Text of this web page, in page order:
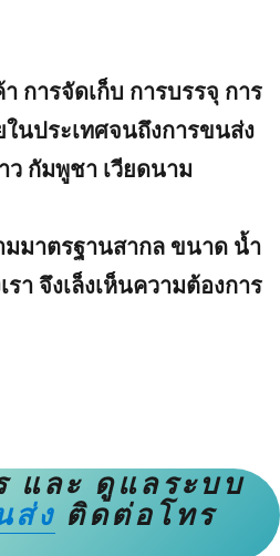
การจัดเก็บ การบรรจุ การ
นประเทศจนถึงการขนส่ง
กัมพูชา เวียดนาม
มมาตรฐานสากล ขนาด น้ำ
จึงเล็งเห็นความต้องการ
และ ดูแลระบบ
ส่ง ติดต่อโทร